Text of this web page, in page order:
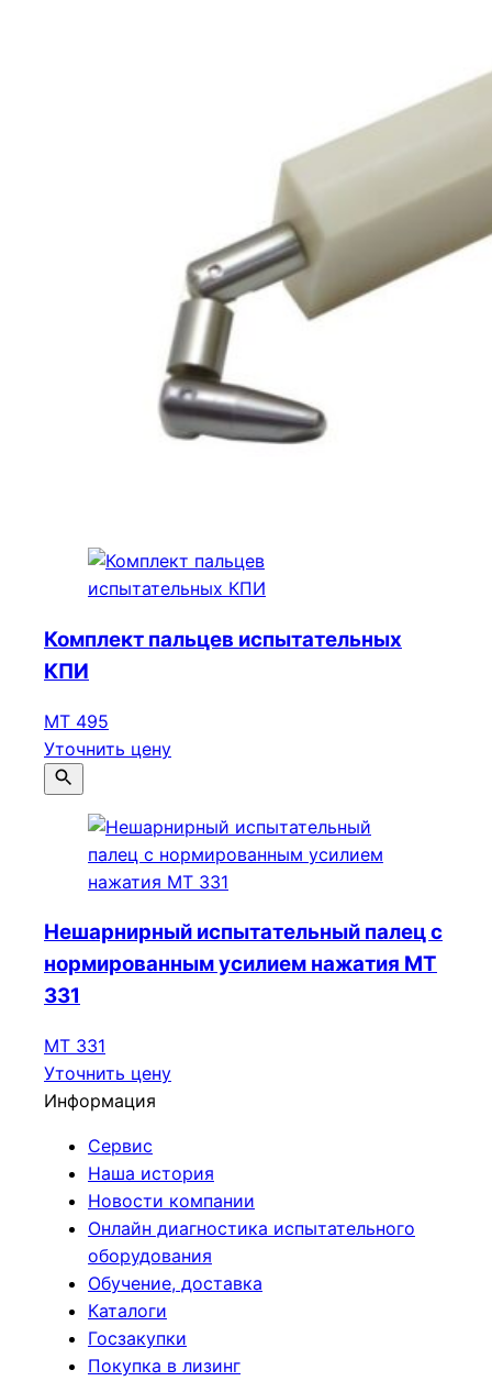
Комплект пальцев испытательных
КПИ
МТ 495
Уточнить цену
Нешарнирный испытательный палец с
нормированным усилием нажатия МТ
331
МТ 331
Уточнить цену
Информация
Сервис
Наша история
Новости компании
Онлайн диагностика испытательного
оборудования
Обучение, доставка
Каталоги
Госзакупки
Покупка в лизинг